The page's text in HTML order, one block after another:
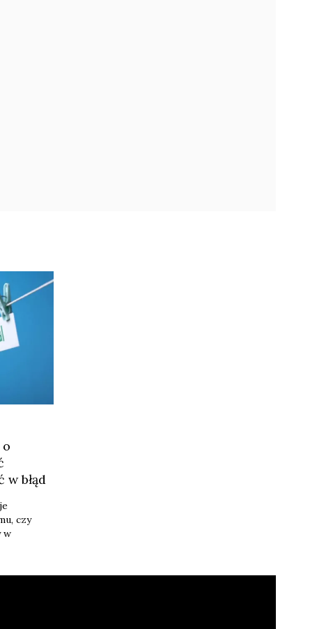
w błąd
czy
w
ich
Wnioski
w KE